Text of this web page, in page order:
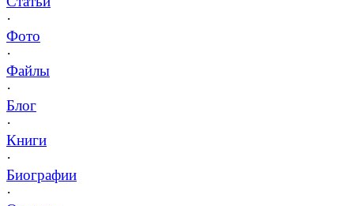
·
Фото
·
Файлы
·
Блог
·
Книги
·
Биографии
·